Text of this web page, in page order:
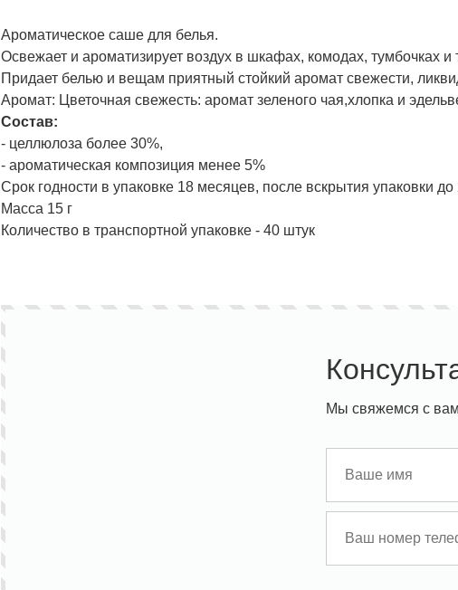
Ароматическое саше для белья.
Освежает и ароматизирует воздух в шкафах, комодах, тумбочках и
Придает белью и вещам приятный стойкий аромат свежести,
Аромат: Цветочная свежесть: аромат зеленого чая,хлопка и
Состав:
- целлюлоза более 30%,
- ароматическая композиция менее 5%
Срок годности в упаковке 18 месяцев, после вскрытия упаковки до
Масса 15 г
Количество в транспортной упаковке - 40 штук
Мы свяжемся с